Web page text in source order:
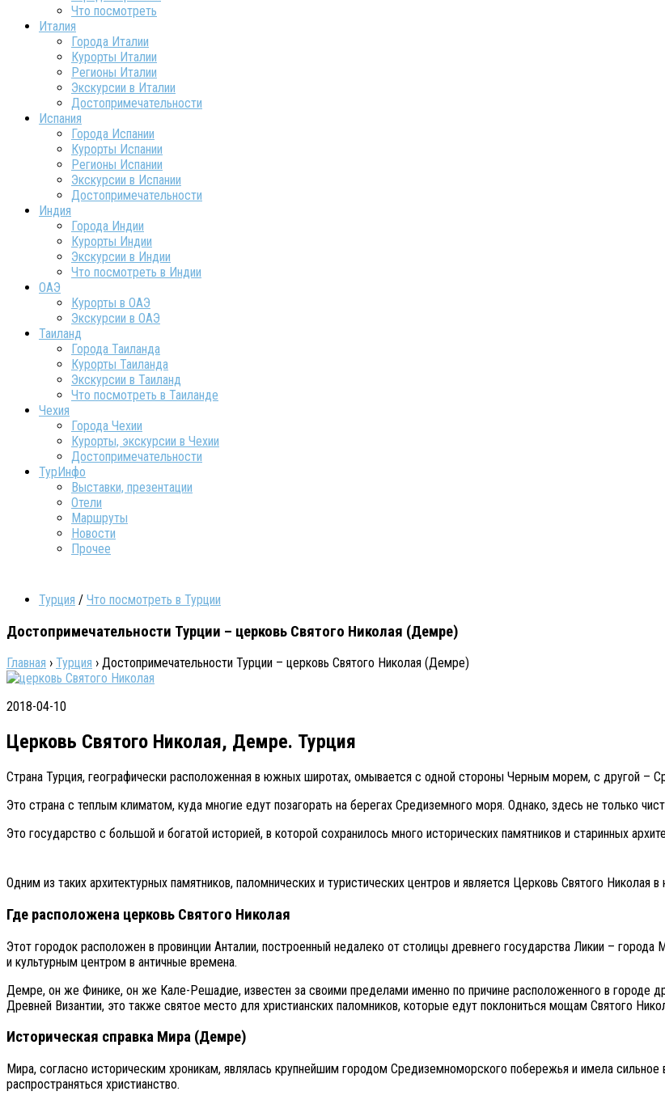
Что посмотреть
Италия
Города Италии
Курорты Италии
Регионы Италии
Экскурсии в Италии
Достопримечательности
Испания
Города Испании
Курорты Испании
Регионы Испании
Экскурсии в Испании
Достопримечательности
Индия
Города Индии
Курорты Индии
Экскурсии в Индии
Что посмотреть в Индии
ОАЭ
Курорты в ОАЭ
Экскурсии в ОАЭ
Таиланд
Города Таиланда
Курорты Таиланда
Экскурсии в Таиланд
Что посмотреть в Таиланде
Чехия
Города Чехии
Курорты, экскурсии в Чехии
Достопримечательности
ТурИнфо
Выставки, презентации
Отели
Маршруты
Новости
Прочее
Турция / Что посмотреть в Турции
Достопримечательности Турции – церковь Святого Николая (Демре)
Главная › Турция › Достопримечательности Турции – церковь Святого Николая (Демре)
2018-04-10
Церковь Святого Николая, Демре. Турция
Страна Турция, географически расположенная в южных широтах, омывается с одной стороны Черным морем, с другой –
Это страна с теплым климатом, куда многие едут позагорать на берегах Средиземного моря. Однако, здесь не только
Это государство с большой и богатой историей, в которой сохранилось много исторических памятников и старинных
Одним из таких архитектурных памятников, паломнических и туристических центров и является Церковь Святого
Где расположена церковь Святого Николая
Этот городок расположен в провинции Анталии, построенный недалеко от столицы древнего государства Ликии – города
и культурным центром в античные времена.
Демре, он же Финике, он же Кале-Решадие, известен за своими пределами именно по причине расположенного в городе
Древней Византии, это также святое место для христианских паломников, которые едут поклониться мощам Святого
Историческая справка Мира (Демре)
Мира, согласно историческим хроникам, являлась крупнейшим городом Средиземноморского побережья и имела
распространяться христианство.